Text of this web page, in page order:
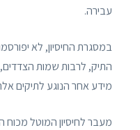
עבירה.
במסגרת החיסיון, לא
התיק, לרבות שמות
מידע אחר הנוגע לתיקים
מעבר לחיסיון המוטל מכוח